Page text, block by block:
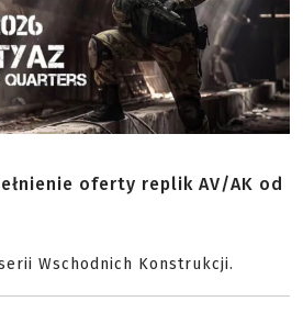
oferty replik AV/AK od
Wschodnich Konstrukcji.